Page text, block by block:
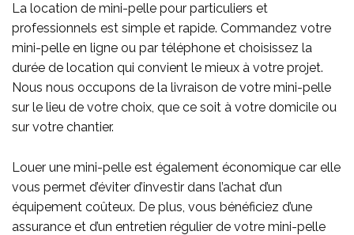
La location de mini-pelle pour particuliers et
professionnels est simple et rapide. Commandez votre
mini-pelle en ligne ou par téléphone et choisissez la
durée de location qui convient le mieux à votre projet.
Nous nous occupons de la livraison de votre mini-pelle
sur le lieu de votre choix, que ce soit à votre domicile ou
sur votre chantier.
Louer une mini-pelle est également économique car elle
vous permet d’éviter d’investir dans l’achat d’un
équipement coûteux. De plus, vous bénéficiez d’une
assurance et d’un entretien régulier de votre mini-pelle